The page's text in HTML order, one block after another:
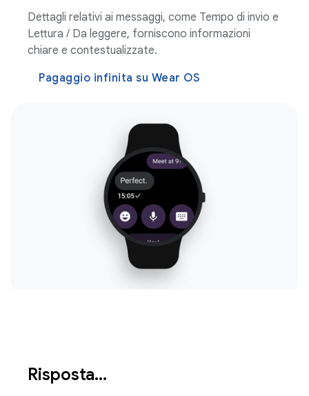
Dettagli relativi ai messaggi, come Tempo di invio e
Lettura / Da leggere, forniscono informazioni
chiare e contestualizzate.
Pagaggio infinita su Wear OS
Risposta...